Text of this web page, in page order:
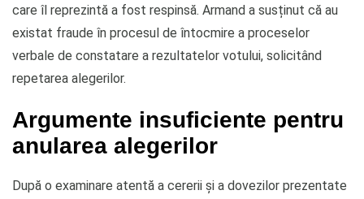
care îl reprezintă a fost respinsă. Armand a susținut că au
existat fraude în procesul de întocmire a proceselor
verbale de constatare a rezultatelor votului, solicitând
repetarea alegerilor.
Argumente insuficiente pentru
anularea alegerilor
După o examinare atentă a cererii și a dovezilor prezentate